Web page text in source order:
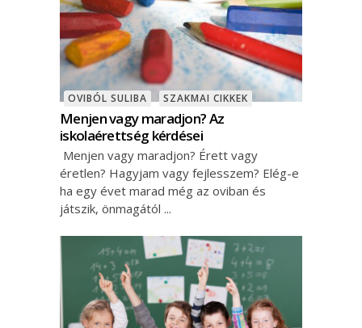
OVIBÓL SULIBA SZAKMAI CIKKEK
Menjen vagy maradjon? Az
iskolaérettség kérdései
Menjen vagy maradjon? Érett vagy
éretlen? Hagyjam vagy fejlesszem? Elég-e
ha egy évet marad még az oviban és
játszik, önmagától